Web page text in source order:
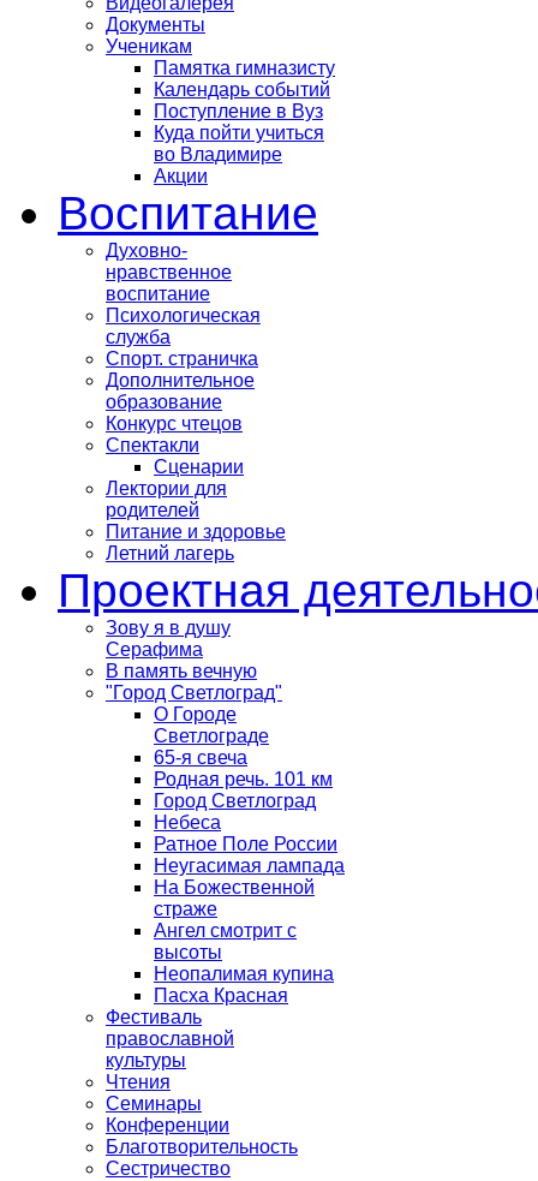
Документы
Ученикам
Памятка гимназисту
Календарь событий
Поступление в Вуз
Куда пойти учиться
во Владимире
Акции
Воспитание
Духовно-
нравственное
воспитание
Психологическая
служба
Спорт. страничка
Дополнительное
образование
Конкурс чтецов
Спектакли
Сценарии
Лектории для
родителей
Питание и здоровье
Летний лагерь
Проектная
Зову я в душу
Серафима
В память вечную
"Город Светлоград"
О Городе
Светлограде
65-я свеча
Родная речь. 101 км
Город Светлоград
Небеса
Ратное Поле России
Неугасимая лампада
На Божественной
страже
Ангел смотрит с
высоты
Неопалимая купина
Пасха Красная
Фестиваль
православной
культуры
Чтения
Семинары
Конференции
Благотворительность
Сестричество